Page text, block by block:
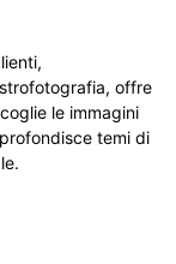
offre
le immagini
temi di